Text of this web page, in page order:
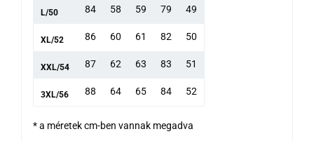
L/50 84 58 59 79 49
XL/52 86 60 61 82 50
XXL/54 87 62 63 83 51
3XL/56 88 64 65 84 52
* a méretek cm-ben vannak megadva